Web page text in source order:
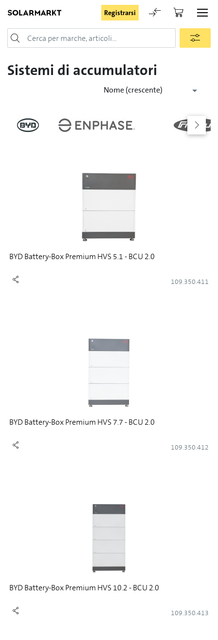
Registrarsi
Login
Password dimenticata
Sistemi di accumulatori
Nome (crescente)
BYD Battery-Box Premium HVS 5.1 - BCU 2.0
109.350.411
BYD Battery-Box Premium HVS 7.7 - BCU 2.0
109.350.412
BYD Battery-Box Premium HVS 10.2 - BCU 2.0
109.350.413